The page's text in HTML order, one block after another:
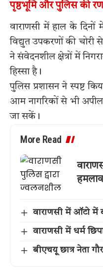
पृष्ठभूमि और पुलिस की
वाराणसी में हाल के दिनों
विद्युत उपकरणों की चोरी
ने संवेदनशील क्षेत्रों में
हिस्सा है।
पुलिस प्रशासन ने स्पष्ट
आम नागरिकों से भी अपील
जा सकें।
More Read
वाराणसी में ऑटो में
वाराणसी में धर्म
बीएचयू छात्र नेता